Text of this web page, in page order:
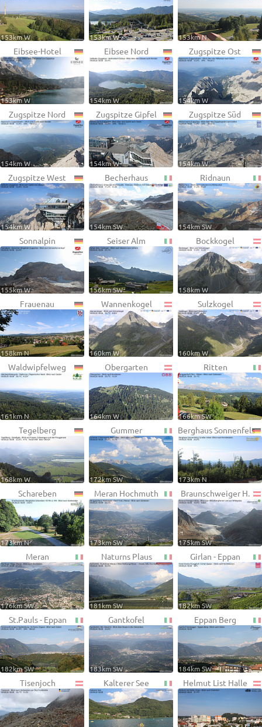
153km W 153km W 153km N
Eibsee-Hotel
153km W
Eibsee Nord
154km W
Zugspitze Ost
154km W
Zugspitze Nord
154km W
Zugspitze Gipfel
154km W
Zugspitze Süd
154km W
Zugspitze West
154km W
Becherhaus
154km SW
Ridnaun
154km SW
Sonnalpin
155km W
Seiser Alm
156km SW
Bockkogel
158km W
Frauenau
158km N
Wannenkogel
160km W
Sulzkogel
160km W
Waldwipfelweg
161km N
Obergarten
164km W
Ritten
166km SW
Tegelberg
168km W
Gummer
172km SW
Berghaus Sonnenfels
173km N
Schareben
173km N
Meran Hochmuth
173km SW
Braunschweiger H.
175km SW
Meran
176km SW
Naturns Plaus
181km SW
Girlan - Eppan
182km SW
St.Pauls - Eppan
182km SW
Gantkofel
183km SW
Eppan Berg
184km SW
Tisenjoch Kalterer See Helmut List Halle